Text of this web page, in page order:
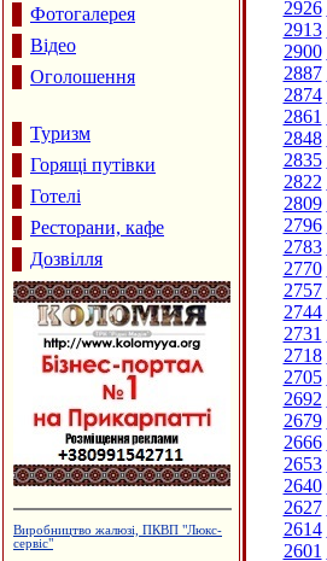
Фотогалерея
Відео
Оголошення
Туризм
Горящі путівки
Готелі
Ресторани, кафе
Дозвілля
Виробництво жалюзі, ПКВП "Люкс-
сервіс"
2926
2913
2900
2887
2874
2861
2848
2835
2822
2809
2796
2783
2770
2757
2744
2731
2718
2705
2692
2679
2666
2653
2640
2627
2614
2601